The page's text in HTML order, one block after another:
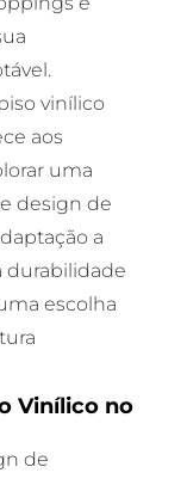
vinílico
aos
uma
design de
a
durabilidade
escolha
Vinílico no
de